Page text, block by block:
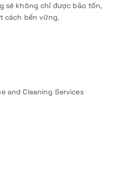
sẽ không chỉ được bảo tồn,
cách bền vững.
and Cleaning Services